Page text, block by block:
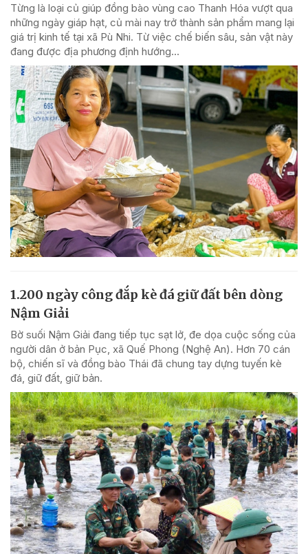
Từng là loại củ giúp đồng bào vùng cao Thanh Hóa vượt qua
những ngày giáp hạt, củ mài nay trở thành sản phẩm mang lại
giá trị kinh tế tại xã Pù Nhi. Từ việc chế biến sâu, sản vật này
đang được địa phương định hướng...
1.200 ngày công đắp kè đá giữ đất bên dòng
Nậm Giải
Bờ suối Nậm Giải đang tiếp tục sạt lở, đe dọa cuộc sống của
người dân ở bản Pục, xã Quế Phong (Nghệ An). Hơn 70 cán
bộ, chiến sĩ và đồng bào Thái đã chung tay dựng tuyến kè
đá, giữ đất, giữ bản.